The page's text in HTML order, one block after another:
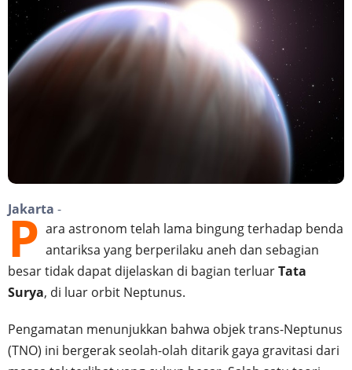
Jakarta -
P ara astronom telah lama bingung terhadap benda
antariksa yang berperilaku aneh dan sebagian
besar tidak dapat dijelaskan di bagian terluarTata
Surya, di luar orbit Neptunus.
Pengamatan menunjukkan bahwa objek trans-Neptunus
(TNO) ini bergerak seolah-olah ditarik gaya gravitasi dari